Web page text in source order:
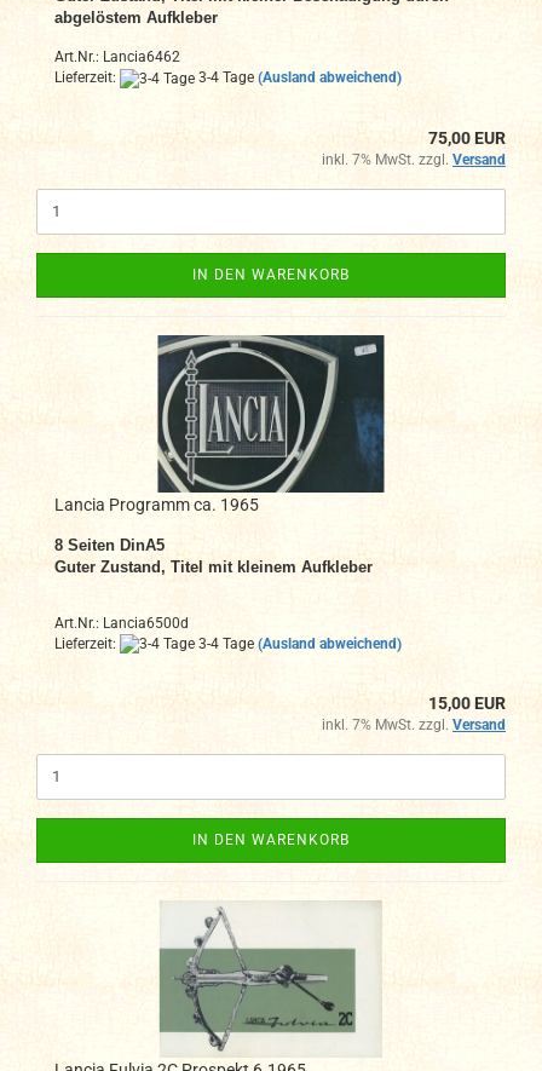
abgelöstem Aufkleber
Art.Nr.: Lancia6462
Lieferzeit:
3-4 Tage (Ausland abweichend)
75,00 EUR
inkl. 7% MwSt. zzgl. Versand
IN DEN WARENKORB
Lancia Programm ca. 1965
8 Seiten DinA5
Guter Zustand, Titel mit kleinem Aufkleber
Art.Nr.: Lancia6500d
Lieferzeit:
3-4 Tage (Ausland abweichend)
15,00 EUR
inkl. 7% MwSt. zzgl. Versand
IN DEN WARENKORB